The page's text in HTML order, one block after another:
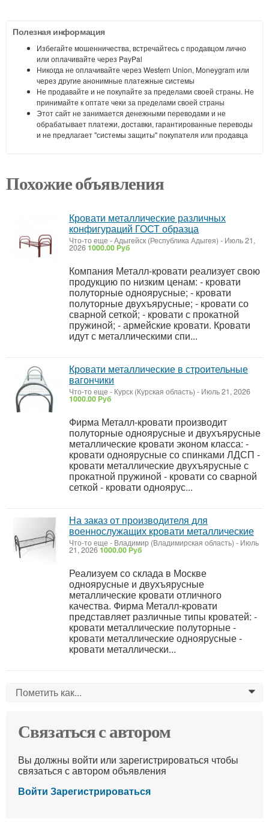
Полезная информация
Избегайте мошенничества, встречайтесь с продавцом лично
или оплачивайте через PayPal
Никогда не оплачивайте через Western Union, Moneygram или
через другие анонимные платежные системы
Не продавайте и не покупайте за пределами своей страны. Не
принимайте к оптате чеки за пределами своей страны
Этот сайт не занимается денежными переводами и не
обрабатывает платежи, доставки, гарантированные переводы
и не предлагает "системы защиты" покупателя или продавца
Похожие объявления
Кровати металлические различных
конфигураций ГОСТ образца
Что-то еще -Адыгейск (Республика Адыгея) - Июль 21,
20261000.00 Руб
Компания Металл-кровати реализует свою
продукцию по низким ценам: - кровати
полуторные одноярусные; - кровати
полуторные двухъярусные; - кровати со
сварной сеткой; - кровати с прокатной
пружиной; - армейские кровати. Кровати
идут с металлическими спи...
Кровати металлические в строительные
вагончики
Что-то еще - Курск (Курская область) - Июль 21, 2026
1000.00 Руб
Фирма Металл-кровати производит
полуторные одноярусные и двухъярусные
металлические кровати эконом класса: -
кровати одноярусные со спинками ЛДСП -
кровати металлические двухъярусные с
прокатной пружиной - кровати со сварной
сеткой - кровати одноярус...
На заказ от производителя для
военнослужащих кровати металлические
Что-то еще - Владимир (Владимирская область) - Июль
21, 20261000.00 Руб
Реализуем со склада в Москве
одноярусные и двухъярусные
металлические кровати отличного
качества. Фирма Металл-кровати
представляет различные типы кроватей: -
кровати металлические полуторные -
кровати металлические одноярусные -
кровати металлически...
Пометить как... 0
Связаться с автором
Вы должны войти или зарегистрироваться чтобы
связаться с автором объявления
Войти Зарегистрироваться